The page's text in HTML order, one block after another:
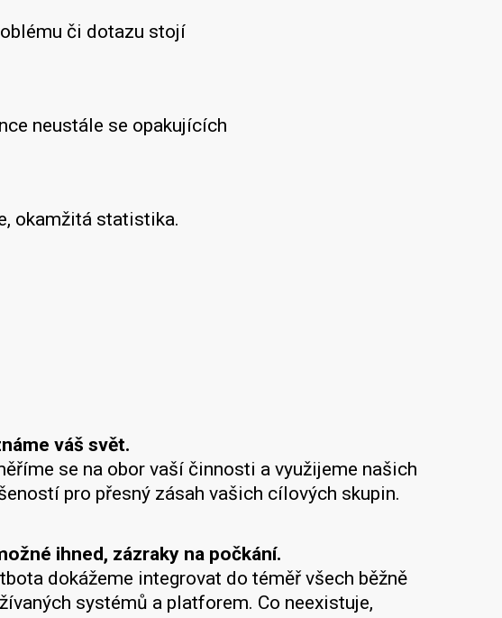
či dotazu stojí
neustále se opakujících
okamžitá statistika.
váš svět.
se na obor vaší činnosti a využijeme našich
pro přesný zásah vašich cílových skupin.
ihned, zázraky na počkání.
dokážeme integrovat do téměř všech běžně
systémů a platforem. Co neexistuje,